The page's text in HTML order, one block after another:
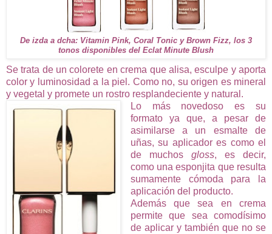
De izda a dcha: Vitamin Pink, Coral Tonic y Brown Fizz, los 3
tonos disponibles del Eclat Minute Blush
Se trata de un colorete en crema que alisa, esculpe y aporta
color y luminosidad a la piel. Como no, su origen es mineral
y vegetal y promete un rostro resplandeciente y natural.
Lo más novedoso es su
formato ya que, a pesar de
asimilarse a un esmalte de
uñas, su aplicador es como el
de muchosgloss, es decir,
como una esponjita que resulta
sumamente cómoda para la
aplicación del producto.
Además que sea en crema
permite que sea comodísimo
de aplicar y también que no se